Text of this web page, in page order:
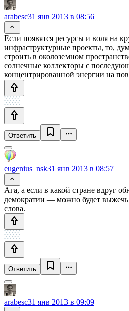
arabesc31 янв 2013 в 08:56
Если появятся ресурсы и воля на
инфраструктурные проекты, то,
строить в околоземном
солнечные коллекторы с
концентрированной энергии на
Ответить
eugenius_nsk31 янв 2013 в 08:57
Ага, а если в какой стране вдруг
демократии — можно будет выжечь
слова.
Ответить
arabesc31 янв 2013 в 09:09